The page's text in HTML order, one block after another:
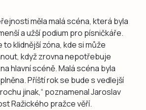
měla malá scéna, která byla
a užší podium pro písničkáře.
klidnější zóna, kde si může
když zrovna nepotřebuje
hlavní scéně. Malá scéna byla
Příští rok se bude s vedlejší
jinak,“ poznamenal Jaroslav
Ražického pražce věří.